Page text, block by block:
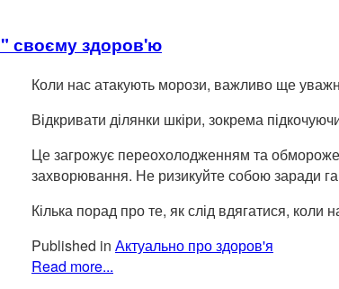
своєму здоров'ю
Коли нас атакують морози, важливо ще
Відкривати ділянки шкіри, зокрема
Це загрожує переохолодженням та
захворювання. Не ризикуйте собою заради
Кілька порад про те, як слід вдягатися, коли
Published in Актуально про здоров'я
Read more...